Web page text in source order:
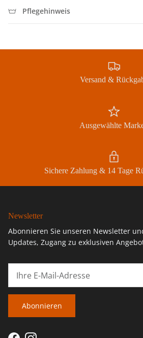
Pflegehinweis
Versand &
Ausgewählte
Sichere Zahlung & 14 Tage
Newsletter
Abonnieren Sie unseren Newsletter
Updates, Zugang zu exklusiven
Abonnieren
erhalten
Abonnieren